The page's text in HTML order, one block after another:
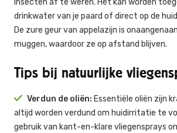
drinkwater van je paard of direct op de
De zure geur van appelazijn is
muggen, waardoor ze op afstand blijven.
Tips bij natuurlijke
Verdun de oliën: Essentiële oliën zijn
altijd worden verdund om huidirritatie te
gebruik van kant-en-klare vliegensprays